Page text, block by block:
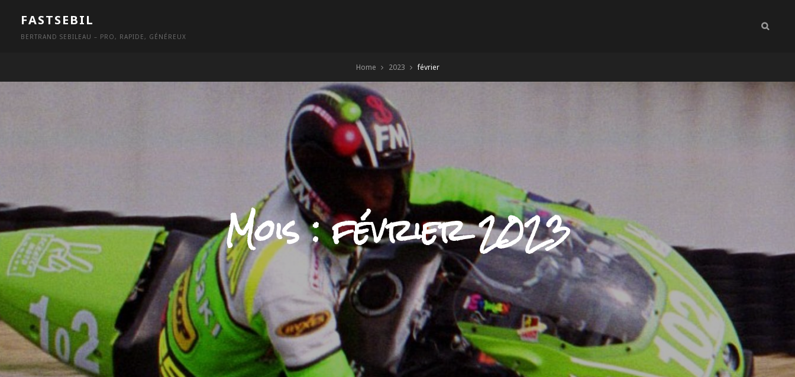
content
FASTSEBIL
BERTRAND SEBILEAU – PRO, RAPIDE, GÉNÉREUX
Home 2023 février
Mois :février 2023